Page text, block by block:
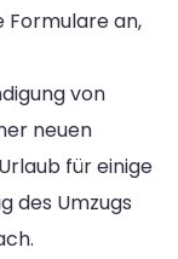
Formulare an,
von
neuen
für einige
des Umzugs